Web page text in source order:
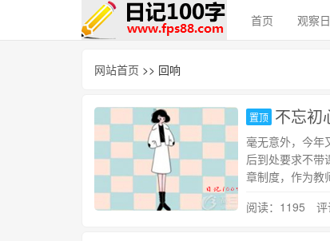
首页 观察
网站首页 >> 回响
置顶 不忘初
毫无意外，今年
后到处要求不带
章制度，作为教
阅读：1195 评